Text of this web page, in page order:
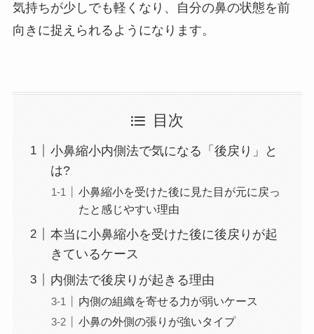
気持ちが少しでも軽くなり、自分の鼻の状態を前
向きに捉えられるようになります。
目次
小鼻縮小内側法で気になる「後戻り」と
は?
小鼻縮小を受けた後に見た目が元に戻っ
たと感じやすい理由
本当に小鼻縮小を受けた後に後戻りが起
きているケース
内側法で後戻りが起きる理由
内側の組織を寄せる力が弱いケース
小鼻の外側の張りが強いタイプ